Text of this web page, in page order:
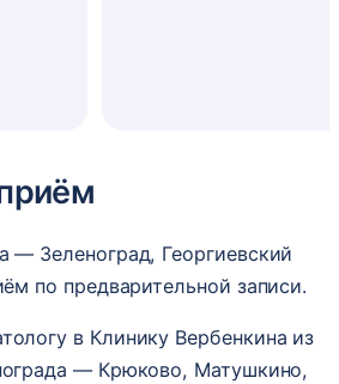
— Зеленоград, Георгиевский
по предварительной записи.
в Клинику Вербенкина из
— Крюково, Матушкино,